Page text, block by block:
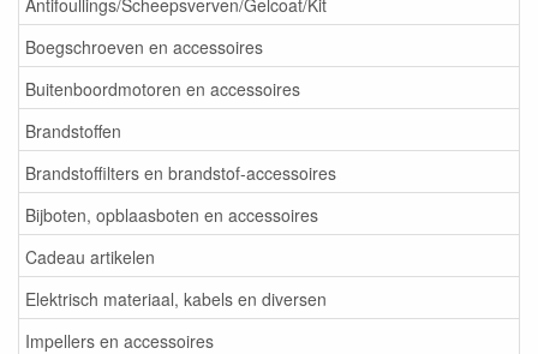
Boegschroeven en accessoires
Buitenboordmotoren en accessoires
Brandstoffen
Brandstoffilters en brandstof-accessoires
Bijboten, opblaasboten en accessoires
Cadeau artikelen
Elektrisch materiaal, kabels en diversen
Impellers en accessoires